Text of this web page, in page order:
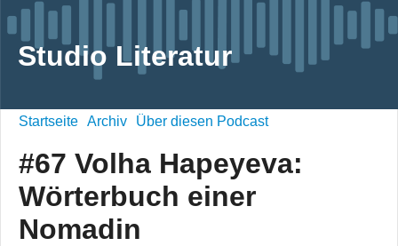
Studio Literatur
Startseite Archiv Über diesen Podcast
#67 Volha Hapeyeva:
Wörterbuch einer
Nomadin